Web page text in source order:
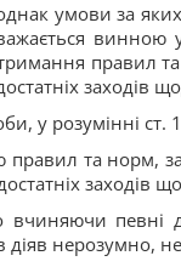
умови за
правил
заходів
у розумінні ст.
та норм,
заходів
певні
діяв нерозумно,